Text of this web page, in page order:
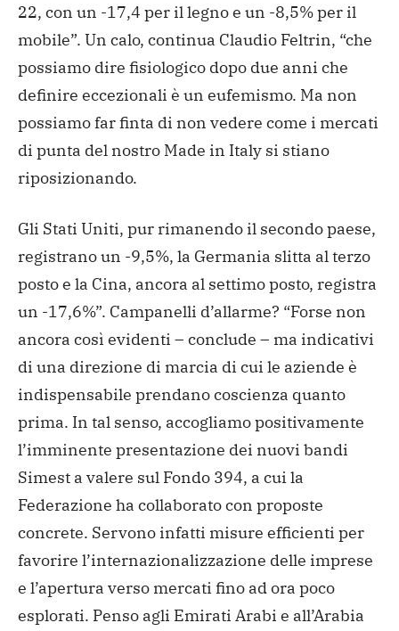
22, con un -17,4 per il legno e un -8,5% per il
mobile”. Un calo, continua Claudio Feltrin, “che
possiamo dire fisiologico dopo due anni che
definire eccezionali è un eufemismo. Ma non
possiamo far finta di non vedere come i mercati
di punta del nostro Made in Italy si stiano
riposizionando.
Gli Stati Uniti, pur rimanendo il secondo paese,
registrano un -9,5%, la Germania slitta al terzo
posto e la Cina, ancora al settimo posto, registra
un -17,6%”. Campanelli d’allarme? “Forse non
ancora così evidenti – conclude – ma indicativi
di una direzione di marcia di cui le aziende è
indispensabile prendano coscienza quanto
prima. In tal senso, accogliamo positivamente
l’imminente presentazione dei nuovi bandi
Simest a valere sul Fondo 394, a cui la
Federazione ha collaborato con proposte
concrete. Servono infatti misure efficienti per
favorire l’internazionalizzazione delle imprese
e l’apertura verso mercati fino ad ora poco
esplorati. Penso agli Emirati Arabi e all’Arabia